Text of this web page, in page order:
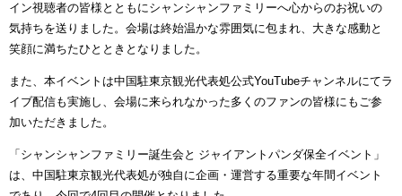
イン視聴者の皆様とともにシャンシャンファミリーへ心からのお祝いの
気持ちを送りました。会場は終始温かな雰囲気に包まれ、大きな感動と
笑顔に満ちたひとときとなりました。
また、本イベントは中国駐東京観光代表処公式YouTubeチャンネルにてラ
イブ配信も実施し、会場に来られなかった多くのファンの皆様にもご参
加いただきました。
「シャンシャンファミリー誕生会と ジャイアントパンダ保全イベント」
は、中国駐東京観光代表処が独自に企画・運営する重要な年間イベント